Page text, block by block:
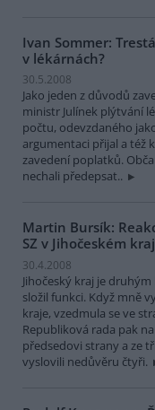
Ivan Sommer:
v lékárnách?
30.5.2008
Jako jeden z důvodů
ministr Julínek plýtvání
počtu, odevzdaného
argumentaci přijal a též
zavedení poplatků.
nechali předepsat..
Martin Bursík:
SZ v Jihočeském
30.4.2008
Jihočeský kraj je
složil funkci. Když mně
kraje, vzedmula se ve
Republiková rada pak
předsedovi strany a ze
vyslovili nedůvěru čtyři.